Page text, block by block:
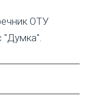
ОТУ
"Думка".